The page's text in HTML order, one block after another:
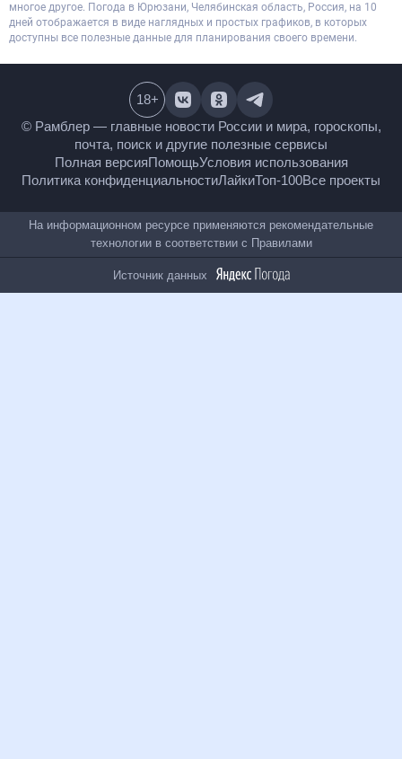
многое другое. Погода в Юрюзани, Челябинская область, Россия, на 10
дней отображается в виде наглядных и простых графиков, в которых
доступны все полезные данные для планирования своего времени.
© Рамблер — главные новости России и мира,
гороскопы, почта, поиск и другие полезные сервисы
Полная версияПомощьУсловия использования
Политика конфиденциальностиЛайкиТоп-100
18+
На информационном ресурсе применяются
рекомендательные технологии в соответствии сПравилами
Источник данных